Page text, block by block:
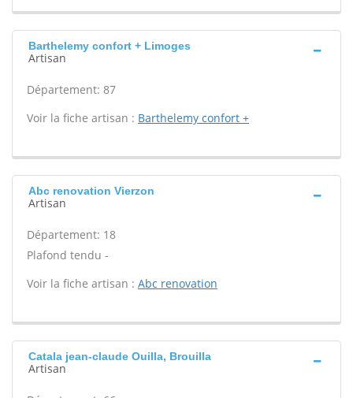
Barthelemy confort + Limoges
Artisan
Département: 87
Voir la fiche artisan : Barthelemy confort +
Abc renovation Vierzon
Artisan
Département: 18
Plafond tendu -
Voir la fiche artisan : Abc renovation
Catala jean-claude Ouilla, Brouilla
Artisan